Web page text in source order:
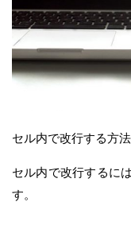
セル内で改行する方法
セル内で改行するに
す。